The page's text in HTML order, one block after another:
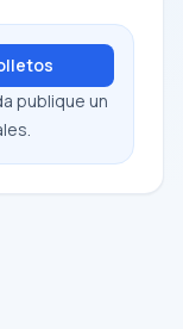
publique un